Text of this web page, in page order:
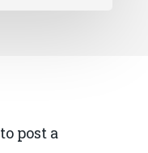
to post a